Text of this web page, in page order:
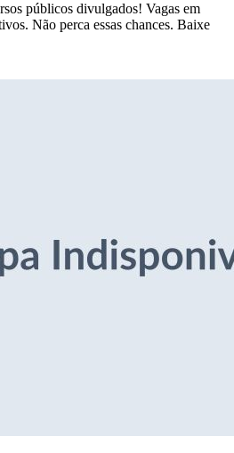
públicos divulgados! Vagas em
Não perca essas chances. Baixe